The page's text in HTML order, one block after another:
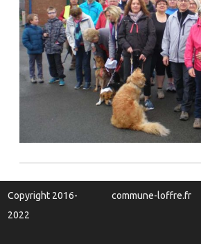
Copyright 2016-
2022
commune-loffre.fr